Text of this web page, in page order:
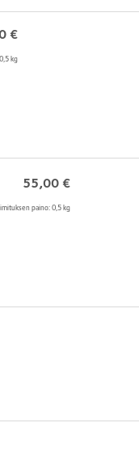
€
kg
55,00 €
paino: 0,5 kg